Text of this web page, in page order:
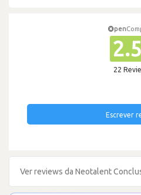
pen
2.5
22
Escrever
Ver reviews da Neotalent